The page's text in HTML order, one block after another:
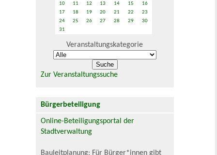
10
11 12 13 14 15
16
17
18 19 20 21 22
23
24
25 26 27 28 29
30
31
Veranstaltungskategorie
Zur Veranstaltungssuche
Bürgerbeteiligung
Online-Beteiligungsportal der
Stadtverwaltung
Bauleitplanung: Für Bürger*innen gibt